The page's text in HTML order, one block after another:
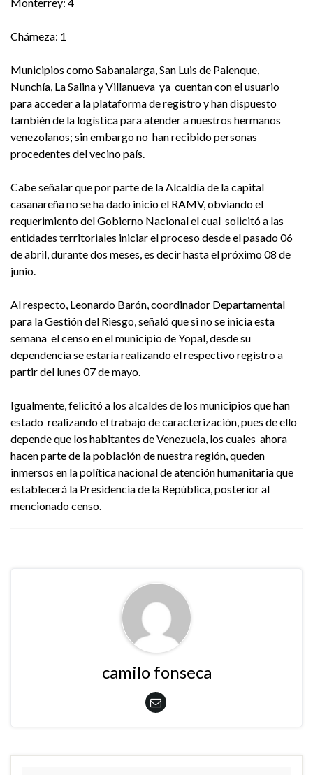
Chámeza: 1
Municipios como Sabanalarga, San Luis de Palenque,
Nunchía, La Salina y Villanueva ya cuentan con el usuario
para acceder a la plataforma de registro y han dispuesto
también de la logística para atender a nuestros hermanos
venezolanos; sin embargo no han recibido personas
procedentes del vecino país.
Cabe señalar que por parte de la Alcaldía de la capital
casanareña no se ha dado inicio el RAMV, obviando el
requerimiento del Gobierno Nacional el cual solicitó a las
entidades territoriales iniciar el proceso desde el pasado 06
de abril, durante dos meses, es decir hasta el próximo 08 de
junio.
Al respecto, Leonardo Barón, coordinador Departamental
para la Gestión del Riesgo, señaló que si no se inicia esta
semana el censo en el municipio de Yopal, desde su
dependencia se estaría realizando el respectivo registro a
partir del lunes 07 de mayo.
Igualmente, felicitó a los alcaldes de los municipios que han
estado realizando el trabajo de caracterización, pues de ello
depende que los habitantes de Venezuela, los cuales ahora
hacen parte de la población de nuestra región, queden
inmersos en la política nacional de atención humanitaria que
establecerá la Presidencia de la República, posterior al
mencionado censo.
camilo fonseca